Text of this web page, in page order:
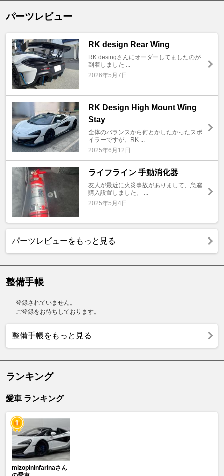
パーツレビュー
RK design Rear Wing
RK desingさんにオーダーしてましたのが
到着しました ...
2026年5月7日
RK Design High Mount Wing
Stay
全体のバランスから何とかしたかったスポ
イラーですが、RK ...
2025年6月12日
ライフライン 手動消化器
友人が最近に火災事故がありまして、急遽
購入設置しました。 ...
2025年5月4日
パーツレビューをもっと見る
整備手帳
登録されていません。
ご登録をお待ちしております。
整備手帳をもっと見る
ランキング
愛車 ランキング
mizopininfarinaさん